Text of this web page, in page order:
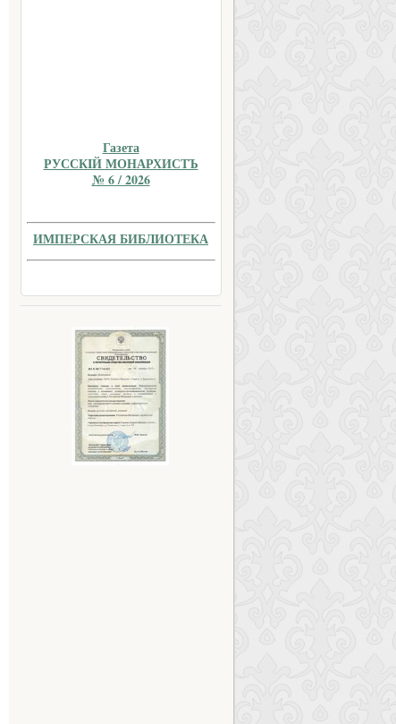
Газета
РУССКIЙ МОНАРХИСТЪ
№ 6 / 2026
ИМПЕРСКАЯ БИБЛИОТЕКА